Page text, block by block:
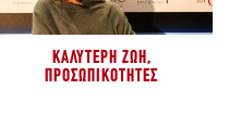
ΚΑΛΎΤΕΡΗ ΖΩΉ,
ΠΡΟΣΩΠΙΚΌΤΗΤΕΣ